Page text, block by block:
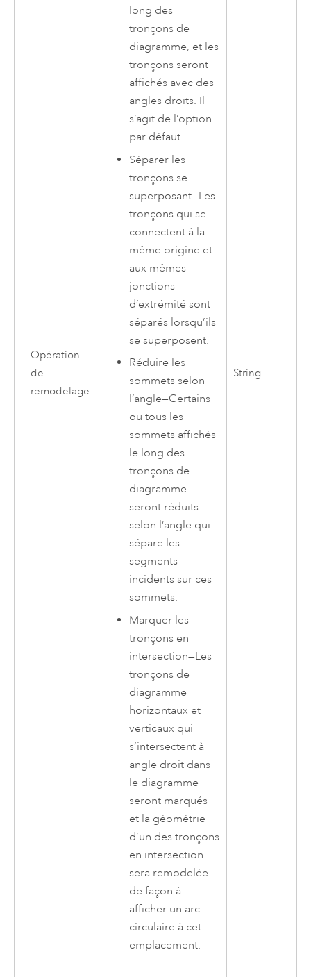
Opération
de
remodelage
long des
tronçons de
diagramme, et les
tronçons seront
affichés avec des
angles droits. Il
s’agit de l’option
par défaut.
Séparer les
tronçons se
superposant—Les
tronçons qui se
connectent à la
même origine et
aux mêmes
jonctions
d’extrémité sont
séparés lorsqu’ils
se superposent.
Réduire les
sommets selon
l’angle—Certains
ou tous les
sommets affichés
le long des
tronçons de
diagramme
seront réduits
selon l’angle qui
sépare les
segments
incidents sur ces
sommets.
Marquer les
tronçons en
intersection—Les
tronçons de
diagramme
horizontaux et
verticaux qui
s’intersectent à
angle droit dans
le diagramme
seront marqués
et la géométrie
d’un des tronçons
en intersection
sera remodelée
de façon à
afficher un arc
circulaire à cet
emplacement.
String